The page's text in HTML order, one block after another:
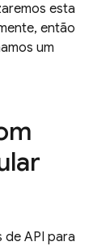
esta
então
um
API para